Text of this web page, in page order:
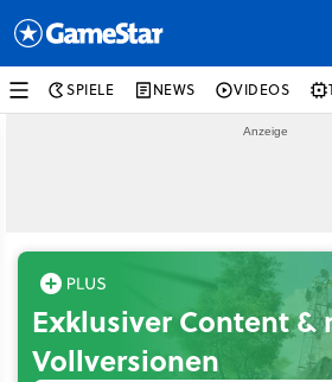
SPIELE NEWS VIDEOS
Exklusiver Content &
Vollversionen